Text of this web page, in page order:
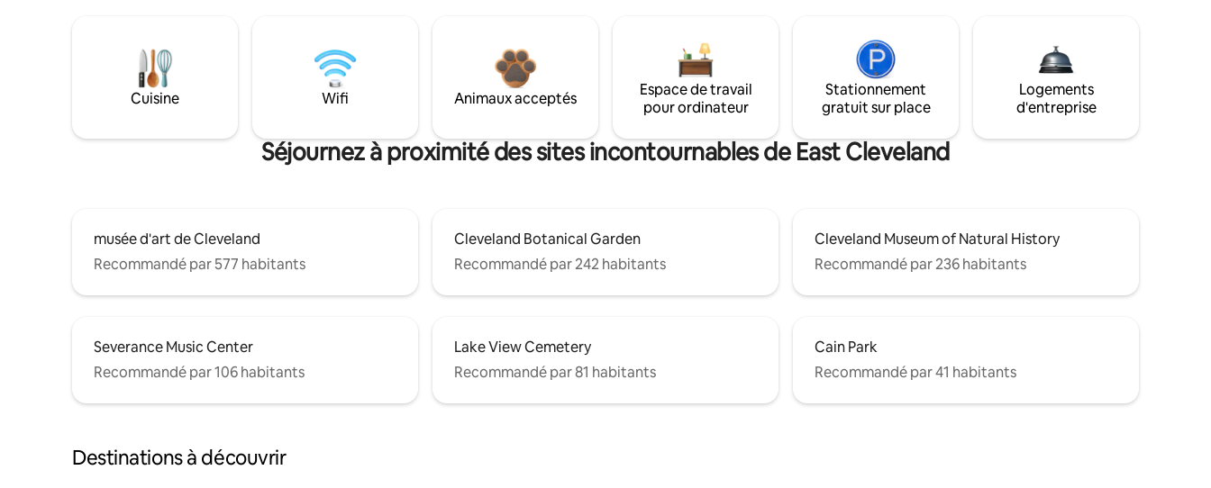
Cuisine Wifi Animaux acceptés
Espace de travail
pour ordinateur
Stationnement
gratuit sur place
Logements
d'entreprise
Séjournez à proximité des sites incontournables de East Cleveland
musée d'art de Cleveland
Recommandé par 577 habitants
Cleveland Botanical Garden
Recommandé par 242 habitants
Cleveland Museum of Natural History
Recommandé par 236 habitants
Severance Music Center
Recommandé par 106 habitants
Lake View Cemetery
Recommandé par 81 habitants
Cain Park
Recommandé par 41 habitants
Destinations à découvrir